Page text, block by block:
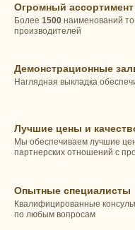
Огромный ассортимент
Более 1500 наименований
производителей
Демонстрационные
Наглядная выкладка
Лучшие цены и
Мы обеспечиваем лучшие
партнерских отношений с
Опытные специалисты
Квалифицированные
по любым вопросам